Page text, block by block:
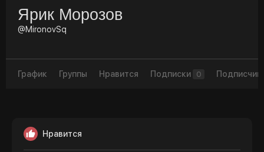
Ярик Морозов
@MironovSq
График Группы Нравится Подписки 0
Нравится